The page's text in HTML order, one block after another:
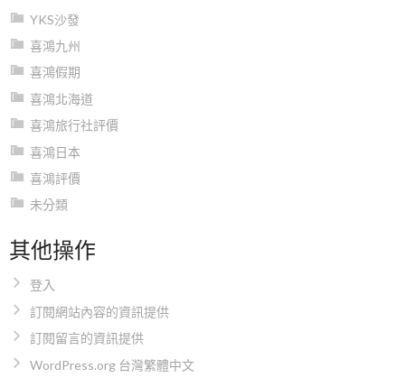
YKS沙發
喜鴻九州
喜鴻假期
喜鴻北海道
喜鴻旅行社評價
喜鴻日本
喜鴻評價
未分類
其他操作
登入
訂閱網站內容的資訊提供
訂閱留言的資訊提供
WordPress.org 台灣繁體中文